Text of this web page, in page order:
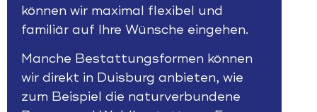
können wir maximal flexibel und
familiär auf Ihre Wünsche eingehen.
Manche Bestattungsformen können
wir direkt in Duisburg anbieten, wie
zum Beispiel die naturverbundene